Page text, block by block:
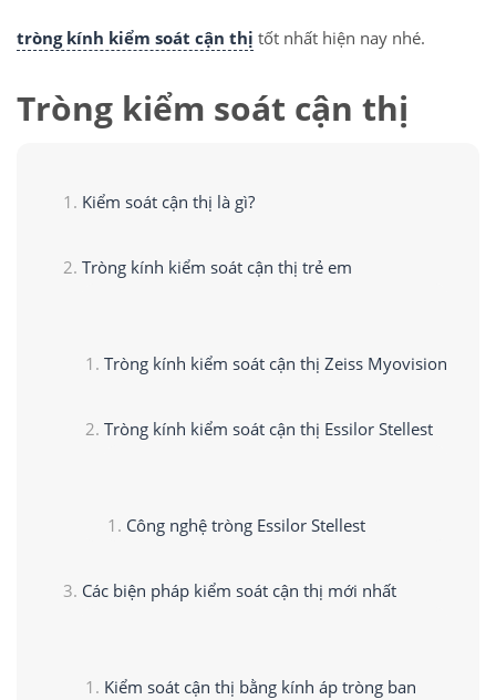
tròng kính kiểm soát cận thị tốt nhất hiện nay nhé.
Tròng kiểm soát cận thị
Kiểm soát cận thị là gì?
Tròng kính kiểm soát cận thị trẻ em
Tròng kính kiểm soát cận thị Zeiss Myovision
Tròng kính kiểm soát cận thị Essilor Stellest
Công nghệ tròng Essilor Stellest
Các biện pháp kiểm soát cận thị mới nhất
Kiểm soát cận thị bằng kính áp tròng ban